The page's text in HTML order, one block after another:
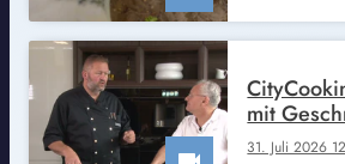
31. Juli 2026
mit